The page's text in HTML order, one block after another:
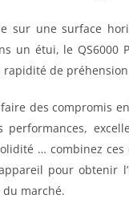
sur une surface
un étui, le QS6000
rapidité de
des compromis
performances,
… combinez ces
pour obtenir
marché.